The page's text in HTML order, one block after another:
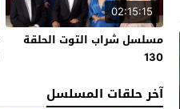
02:15:15
مسلسل شراب التوت الحلقة
130
آخر حلقات المسلسل